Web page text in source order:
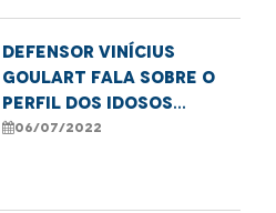
durante a pandemia
Defensor Vinícius
Goulart fala sobre o
perfil dos idosos
vítimas de violência no
06/07/2022